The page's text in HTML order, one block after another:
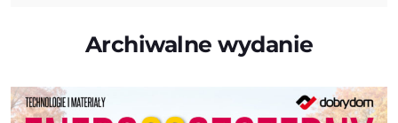
Archiwalne wydanie